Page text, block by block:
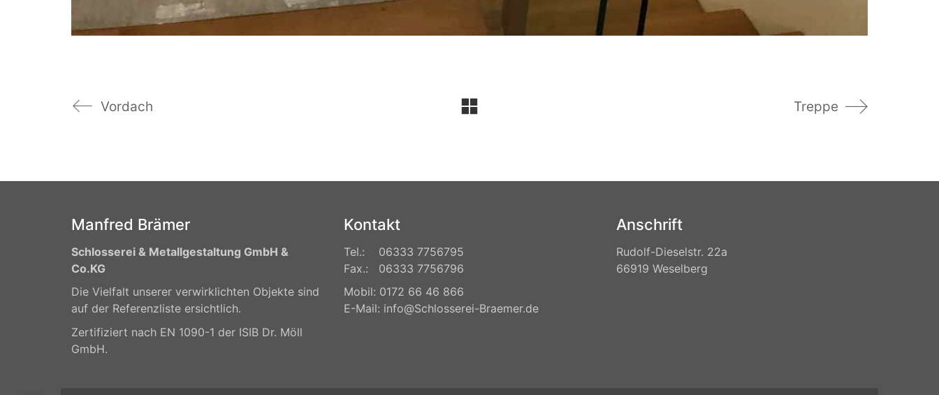
Vordach Treppe
Manfred Brämer
Schlosserei & Metallgestaltung GmbH &
Co.KG
Die Vielfalt unserer verwirklichten Objekte sind
auf der Referenzliste ersichtlich.
Zertifiziert nach EN 1090-1 der ISIB Dr. Möll
GmbH.
Kontakt
Tel.: 06333 7756795
Fax.: 06333 7756796
Mobil: 0172 66 46 866
E-Mail: info@Schlosserei-Braemer.de
Anschrift
Rudolf-Dieselstr. 22a
66919 Weselberg